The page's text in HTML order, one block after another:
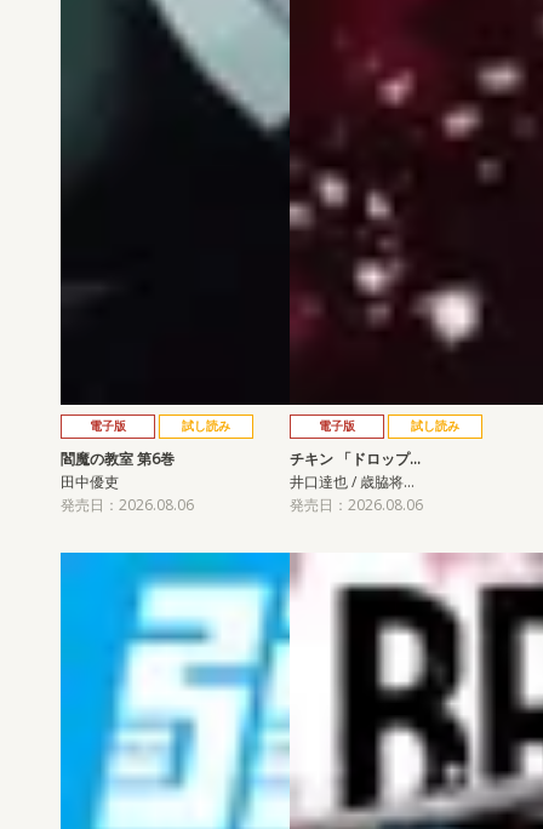
電子版 試し読み
閻魔の教室 第6巻
田中優吏
発売日：2026.08.06
電子版 試し読み
チキン 「ドロップ…
井口達也 / 歳脇将…
発売日：2026.08.06